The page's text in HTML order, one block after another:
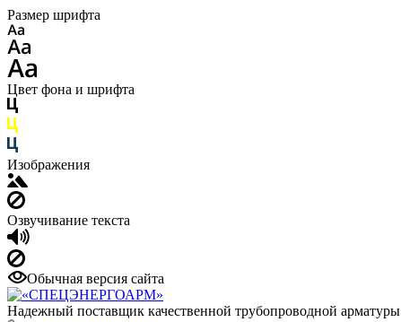
Размер шрифта
Цвет фона и шрифта
Изображения
Озвучивание текста
Обычная версия сайта
Надежный поставщик качественной трубопроводной арматуры